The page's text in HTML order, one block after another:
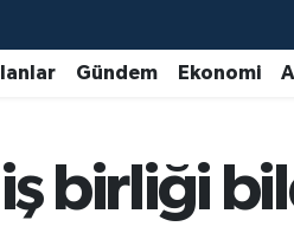
Gündem Ekonomi
birliği